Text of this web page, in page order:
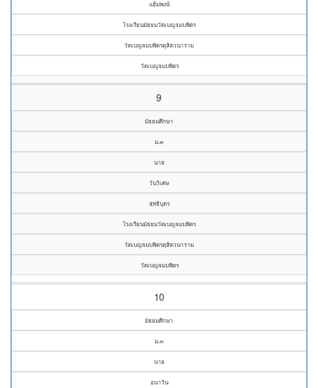
แย้มพงษ์
โรงเรียนมัธยมวัดเบญจมบพิตร
วัดเบญจมบพิตรดุสิตวนาราม
วัดเบญจมบพิตร
9
มัธยมศึกษา
ม.๓
นาย
วันวิเศษ
สุทธิบุตร
โรงเรียนมัธยมวัดเบญจมบพิตร
วัดเบญจมบพิตรดุสิตวนาราม
วัดเบญจมบพิตร
10
มัธยมศึกษา
ม.๓
นาย
อนาวิน